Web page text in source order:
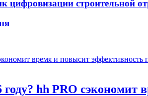
цифровизации строительной
hh PRO